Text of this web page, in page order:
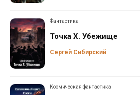
Фантастика
Точка Х. Убежище
Сергей Сибирский
Космическая фантастика